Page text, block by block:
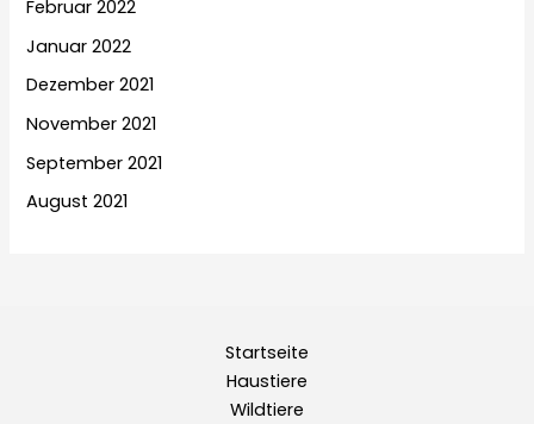
Februar 2022
Januar 2022
Dezember 2021
November 2021
September 2021
August 2021
Startseite
Haustiere
Wildtiere